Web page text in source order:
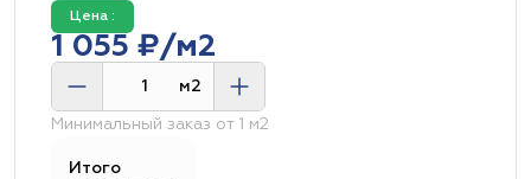
Цена :
1 055 ₽/м2
м2
Минимальный заказ от 1 м2
Итого